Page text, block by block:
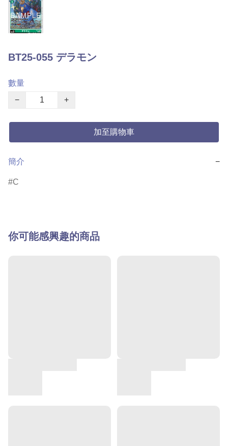
BT25-055 デラモン
數量
−
+
加至購物車
簡介 −
C
你可能感興趣的商品